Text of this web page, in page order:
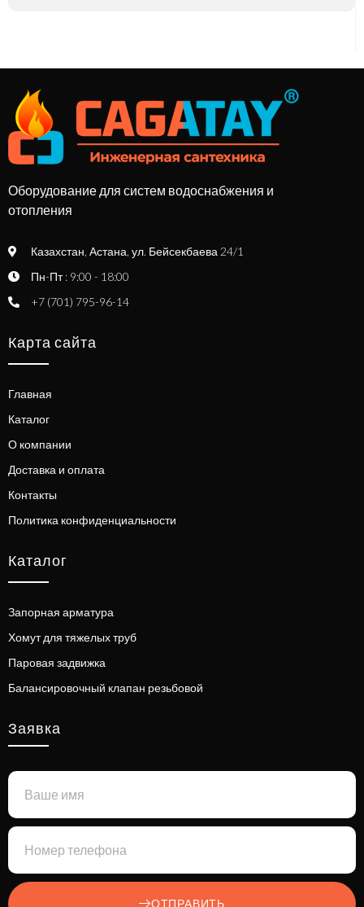
Оборудование для систем водоснабжения и
отопления
Казахстан, Астана, ул. Бейсекбаева 24/1
Пн-Пт : 9:00 - 18:00
+7 (701) 795-96-14
Карта сайта
Главная
Каталог
О компании
Доставка и оплата
Контакты
Политика конфиденциальности
Каталог
Запорная арматура
Хомут для тяжелых труб
Паровая задвижка
Балансировочный клапан резьбовой
Заявка
ОТПРАВИТЬ